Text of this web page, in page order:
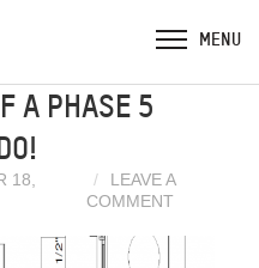
A PHASE 5
18,
LEAVE A
COMMENT